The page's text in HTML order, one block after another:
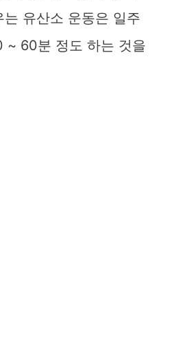
유산소 운동은 일주
~ 60분 정도 하는 것을